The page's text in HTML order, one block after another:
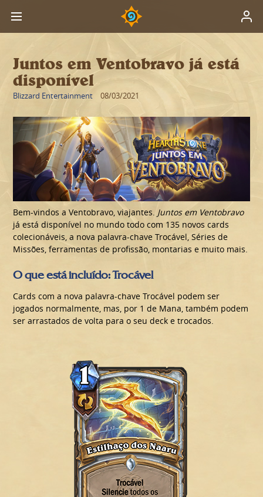
Juntos em Ventobravo já está
disponível
Blizzard Entertainment 08/03/2021
Bem-vindos a Ventobravo, viajantes. Juntos em Ventobravo
já está disponível no mundo todo com 135 novos cards
colecionáveis, a nova palavra-chave Trocável, Séries de
Missões, ferramentas de profissão, montarias e muito mais.
O que está incluído: Trocável
Cards com a nova palavra-chave Trocável podem ser
jogados normalmente, mas, por 1 de Mana, também podem
ser arrastados de volta para o seu deck e trocados.